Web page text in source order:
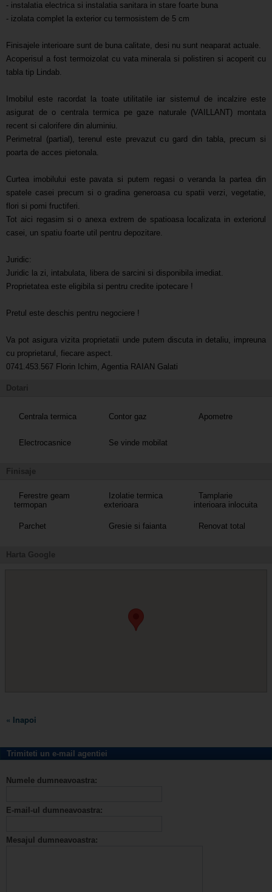
- instalatia electrica si instalatia sanitara in stare foarte buna
- izolata complet la exterior cu termosistem de 5 cm
Finisajele interioare sunt de buna calitate, desi nu sunt neaparat actuale.
Acoperisul a fost termoizolat cu vata minerala si polistiren si acoperit cu
tabla tip Lindab.
Imobilul este racordat la toate utilitatile iar sistemul de incalzire este
asigurat de o centrala termica pe gaze naturale (VAILLANT) montata
recent si calorifere din aluminiu.
Perimetral (partial), terenul este prevazut cu gard din tabla, precum si
poarta de acces pietonala.
Curtea imobilului este pavata si putem regasi o veranda la partea din
spatele casei precum si o gradina generoasa cu spatii verzi, vegetatie,
flori si pomi fructiferi.
Tot aici regasim si o anexa extrem de spatioasa localizata in exteriorul
casei, un spatiu foarte util pentru depozitare.
Juridic:
Juridic la zi, intabulata, libera de sarcini si disponibila imediat.
Proprietatea este eligibila si pentru credite ipotecare !
Pretul este deschis pentru negociere !
Va pot asigura vizita proprietatii unde putem discuta in detaliu, impreuna
cu proprietarul, fiecare aspect.
0741.453.567 Florin Ichim, Agentia RAIAN Galati
Dotari
Centrala termica Contor gaz Apometre
Electrocasnice Se vinde mobilat
Finisaje
Ferestre geam
termopan
Izolatie termica
exterioara
Tamplarie
interioara inlocuita
Parchet Gresie si faianta Renovat total
Harta Google
« Inapoi
Trimiteti un e-mail agentiei
Numele dumneavoastra:
E-mail-ul dumneavoastra:
Mesajul dumneavoastra: